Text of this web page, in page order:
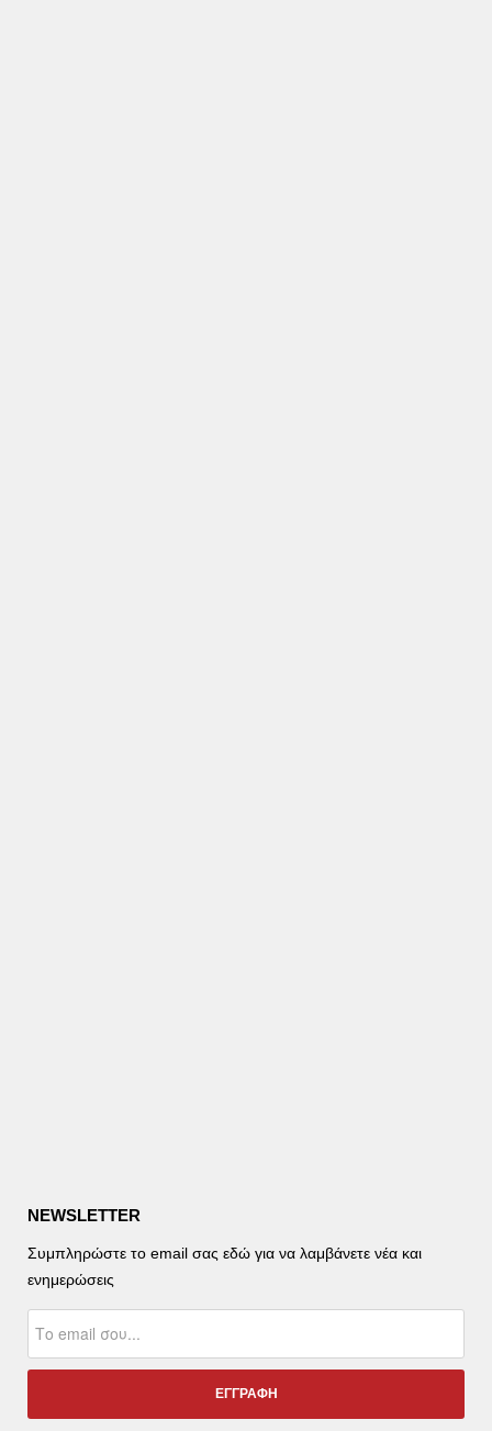
NEWSLETTER
Συμπληρώστε το email σας εδώ για να λαμβάνετε νέα και
ενημερώσεις